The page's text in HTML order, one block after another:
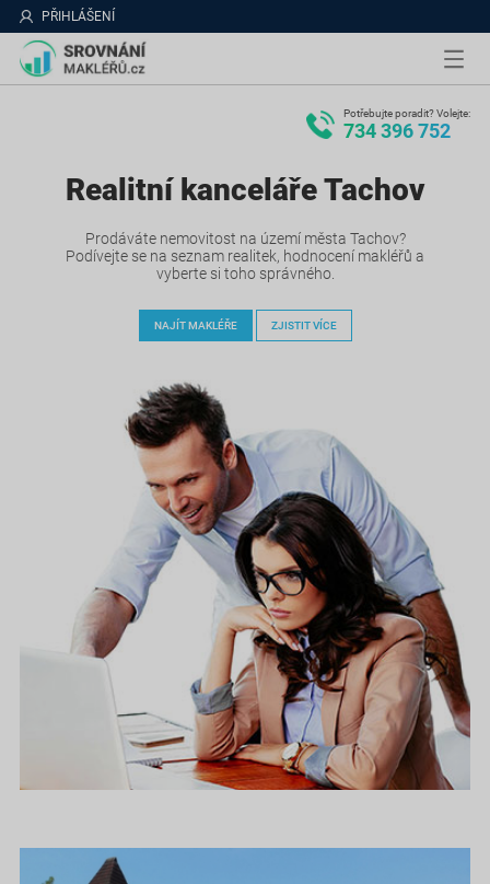
PŘIHLÁŠENÍ
Realitní kanceláře Tachov
Prodáváte nemovitost na území města Tachov?
Podívejte se na seznam realitek, hodnocení makléřů a
vyberte si toho správného.
NAJÍT MAKLÉŘE ZJISTIT VÍCE
Potřebujte poradit? Volejte:
734 396 752